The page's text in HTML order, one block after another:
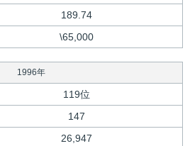
189.74
\65,000
1996年
119位
147
26,947